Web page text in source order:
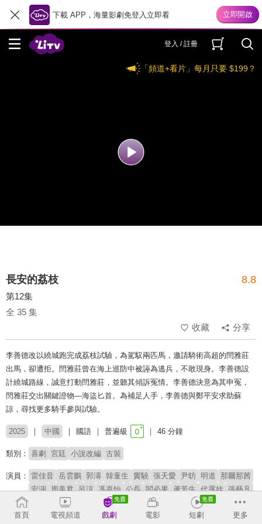
下載 APP，海量影劇免登入立即看
登入 / 註冊
「頻道+看片」每月只要 $199？
長安的荔枝 8.8
第12集
全 35 集
收藏
分享
李善德改以繞城跑完成荔枝試驗，為駕馭兩匹馬，邀請騎術高超的閆雅莊
出馬，卻遭拒。閆雅莊曾在海上巡防中被誣為逃兵，不敢現身。李善德設
計繞城路線，誠意打動閆雅莊，並聽其傾訴冤情。李善德決意為其申冤，
閆雅莊交出關鍵證物—海盜匕首。為補足人手，李善德與鄭平安求助蘇
諒，尋找更多騎手參與試驗。
2025 中國 國語 普遍級 46 分鐘
類別： 喜劇 宮廷 小說改編 古裝
演員： 雷佳音 岳雲鵬 郭濤 韓童生 竇驍 張天愛 尹昉 明道 那爾那茜
安沺 周美君 呂涼 馮嘉怡 公磊 閻必果 蘆芳生 代露娃 張藝凡
導演：
首頁 電視頻道 戲劇 電影 短劇 更多